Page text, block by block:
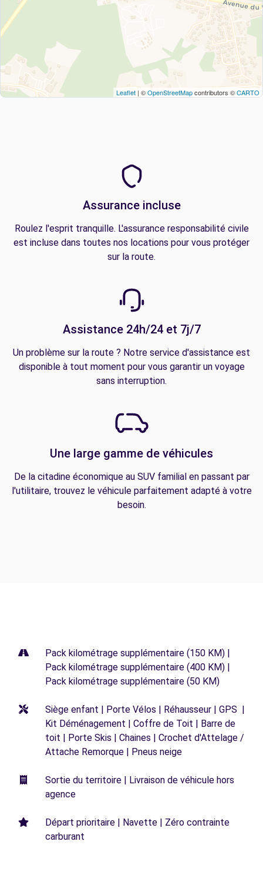
Leaflet | ©OpenStreetMapcontributors ©CARTO
Assurance incluse
Roulez l'esprit tranquille. L'assurance responsabilité civile
est incluse dans toutes nos locations pour vous protéger
sur la route.
Assistance 24h/24 et 7j/7
Un problème sur la route ? Notre service d'assistance est
disponible à tout moment pour vous garantir un voyage
sans interruption.
Une large gamme de véhicules
De la citadine économique au SUV familial en passant par
l'utilitaire, trouvez le véhicule parfaitement adapté à votre
besoin.
Pack kilométrage supplémentaire (150 KM) |
Pack kilométrage supplémentaire (400 KM) |
Pack kilométrage supplémentaire (50 KM)
Siège enfant | Porte Vélos | Réhausseur | GPS |
Kit Déménagement | Coffre de Toit | Barre de
toit | Porte Skis | Chaines | Crochet d'Attelage /
Attache Remorque | Pneus neige
Sortie du territoire | Livraison de véhicule hors
agence
Départ prioritaire | Navette | Zéro contrainte
carburant